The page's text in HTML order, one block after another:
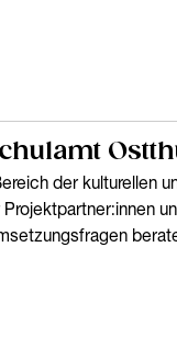
der kulturellen